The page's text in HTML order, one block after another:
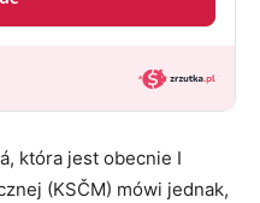
która jest obecnie I
(KSČM) mówi jednak,